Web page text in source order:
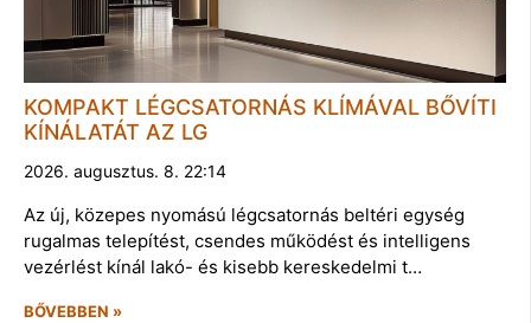
KOMPAKT LÉGCSATORNÁS KLÍMÁVAL BŐVÍTI
KÍNÁLATÁT AZ LG
2026. augusztus. 8. 22:14
Az új, közepes nyomású légcsatornás beltéri egység
rugalmas telepítést, csendes működést és intelligens
vezérlést kínál lakó- és kisebb kereskedelmi t…
BŐVEBBEN »